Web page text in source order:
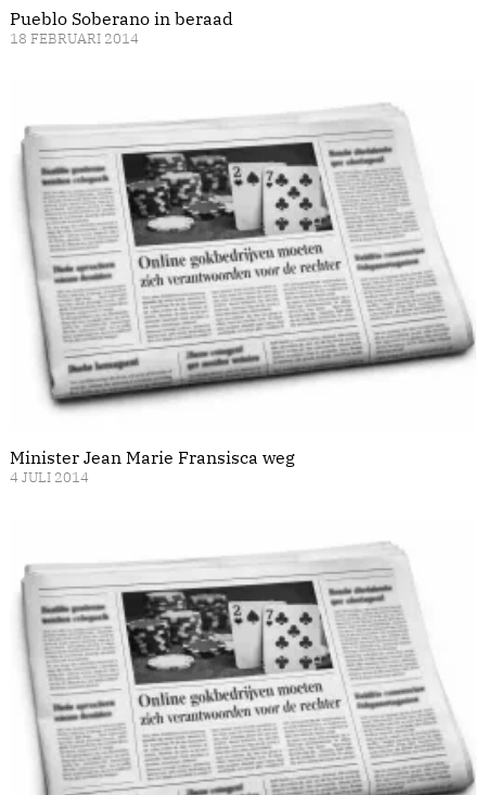
Pueblo Soberano in beraad
18 FEBRUARI 2014
Minister Jean Marie Fransisca weg
4 JULI 2014